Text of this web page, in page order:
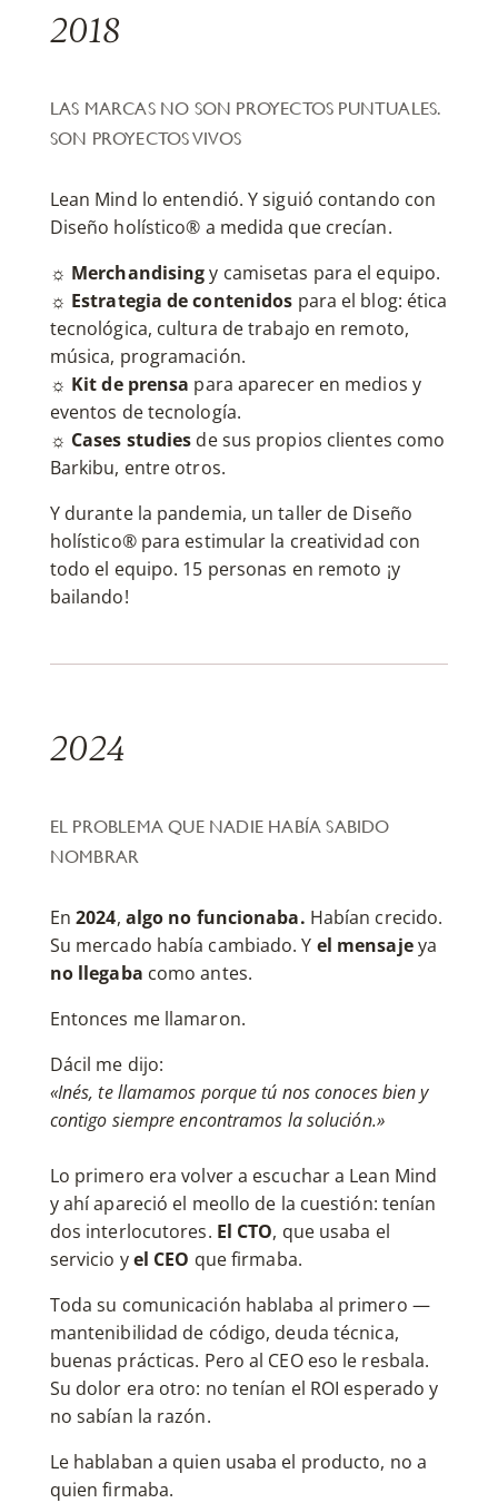
2018
LAS MARCAS NO SON PROYECTOS PUNTUALES.
SON PROYECTOS VIVOS
Lean Mind lo entendió. Y siguió contando con
Diseño holístico® a medida que crecían.
☼ Merchandisingy camisetas para el equipo.
☼ Estrategia de contenidos para el blog: ética
tecnológica, cultura de trabajo en remoto,
música, programación.
☼ Kit de prensa para aparecer en medios y
eventos de tecnología.
☼ Cases studies de sus propios clientes como
Barkibu, entre otros.
Y durante la pandemia, un taller de Diseño
holístico® para estimular la creatividad con
todo el equipo. 15 personas en remoto ¡y
bailando!
2024
EL PROBLEMA QUE NADIE HABÍA SABIDO
NOMBRAR
En2024, algo no funcionaba. Habían crecido.
Su mercado había cambiado. Y el mensajeya
no llegaba como antes.
Entonces me llamaron.
Dácil me dijo:
«Inés, te llamamos porque tú nos conoces bien y
contigo siempre encontramos la solución.»
Lo primero era volver a escuchar a Lean Mind
y ahí apareció el meollo de la cuestión: tenían
dos interlocutores. El CTO, que usaba el
servicio yel CEO que firmaba.
Toda su comunicación hablaba al primero —
mantenibilidad de código, deuda técnica,
buenas prácticas. Pero al CEO eso le resbala.
Su dolor era otro: no tenían el ROI esperado y
no sabían la razón.
Le hablaban a quien usaba el producto, no a
quien firmaba.